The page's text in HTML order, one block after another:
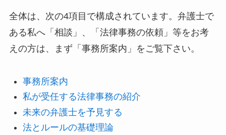
全体は、次の4項目で構成されています。弁護士で
ある私へ「相談」、「法律事務の依頼」等をお考
えの方は、まず「事務所案内」をご覧下さい。
事務所案内
私が受任する法律事務の紹介
未来の弁護士を予見する
法とルールの基礎理論